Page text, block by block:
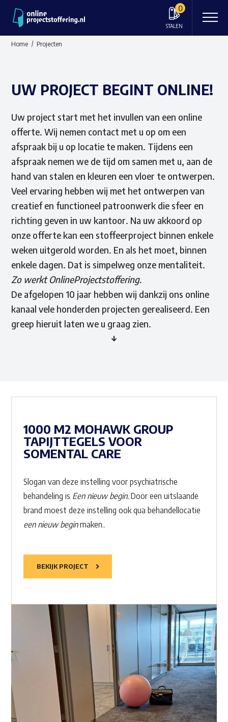
0
STALEN
Home Projecten
UW PROJECT BEGINT ONLINE!
Uw project start met het invullen van een online
offerte. Wij nemen contact met u op om een
afspraak bij u op locatie te maken. Tijdens een
afspraak nemen we de tijd om samen met u, aan de
hand van stalen en kleuren een vloer te ontwerpen.
Veel ervaring hebben wij met het ontwerpen van
creatief en functioneel patroonwerk die sfeer en
richting geven in uw kantoor. Na uw akkoord op
onze offerte kan een stoffeerproject binnen enkele
weken uitgerold worden. En als het moet, binnen
enkele dagen. Dat is simpelweg onze mentaliteit.
Zo werkt OnlineProjectstoffering.
De afgelopen 10 jaar hebben wij dankzij ons online
kanaal vele honderden projecten gerealiseerd. Een
greep hieruit laten we u graag zien.
↓
1000 M2 MOHAWK GROUP
TAPIJTTEGELS VOOR
SOMENTAL CARE
Slogan van deze instelling voor psychiatrische
behandeling is Een nieuw begin.Door een uitslaande
brand moest deze instelling ook qua behandellocatie
een nieuw beginmaken..
BEKIJK PROJECT